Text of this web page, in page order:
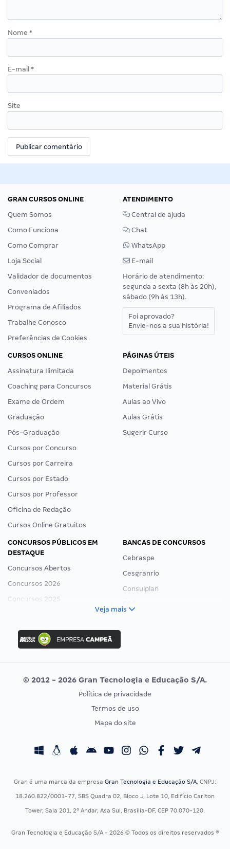
Nome *
E-mail *
Site
GRAN CURSOS ONLINE
Quem Somos
Como Funciona
Como Comprar
Loja Social
Validador de documentos
Conveniados
Programa de Afiliados
Trabalhe Conosco
Preferências de Cookies
ATENDIMENTO
Central de ajuda
Chat
WhatsApp
E-mail
Horário de atendimento:
segunda a sexta (8h às 20h),
sábado (9h às 13h).
Foi aprovado?
Envie-nos a sua história!
CURSOS ONLINE
Assinatura Ilimitada
Coaching para Concursos
Exame de Ordem
Graduação
Pós-Graduação
Cursos por Concurso
Cursos por Carreira
Cursos por Estado
Cursos por Professor
Oficina de Redação
Cursos Online Gratuitos
PÁGINAS ÚTEIS
Depoimentos
Material Grátis
Aulas ao Vivo
Aulas Grátis
Sugerir Curso
CONCURSOS PÚBLICOS EM
DESTAQUE
Concursos Abertos
Concursos 2026
Concursos 2025
Concurso Ibama
Concurso MPU
Editais publicados
BANCAS DE CONCURSOS
Cebraspe
Cesgranrio
Consulplan
Vunesp
CONCURSOS POR PROFISSÃO
Concursos Fiscais
Concursos Saúde
Residência Multiprofissional
EXAME DE ORDEM
Calendário OAB
Veja mais
© 2012 - 2026 Gran Tecnologia e Educação S/A.
Política de privacidade
Termos de uso
Mapa do site
Gran é uma marca da empresa Gran Tecnologia e Educação S/A, CNPJ:
18.260.822/0001-77, SBS Quadra 02, Bloco J, Lote 10, Edifício Carlton
Tower, Sala 201, 2º Andar, Asa Sul, Brasília-DF, CEP 70.070-120.
Gran Tecnologia e Educação S/A - 2026 © Todos os direitos reservados ®